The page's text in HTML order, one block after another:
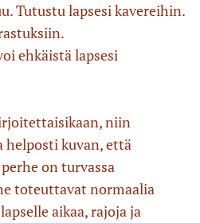
Tutustu lapsesi kavereihin.
ehkäistä lapsesi
niin
helposti kuvan, että
on turvassa
toteuttavat normaalia
aikaa, rajoja ja